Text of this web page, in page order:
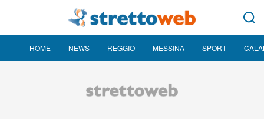
HOME NEWS REGGIO MESSINA SPORT